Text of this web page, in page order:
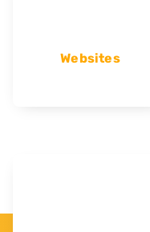
Websites